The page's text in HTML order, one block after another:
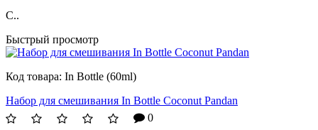
C..
Быстрый просмотр
Код товара: In Bottle (60ml)
Набор для смешивания In Bottle Coconut Pandan
0